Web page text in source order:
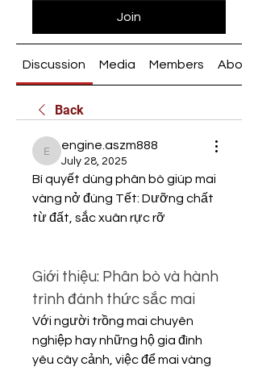
Join
Discussion Media Members About
Back
engine.aszm888
engine.aszm888
July 28, 2025
Bí quyết dùng phân bò giúp mai
vàng nở đúng Tết: Dưỡng chất
từ đất, sắc xuân rực rỡ
Giới thiệu: Phân bò và hành
trình đánh thức sắc mai
Với người trồng mai chuyên
nghiệp hay những hộ gia đình
yêu cây cảnh, việc để mai vàng